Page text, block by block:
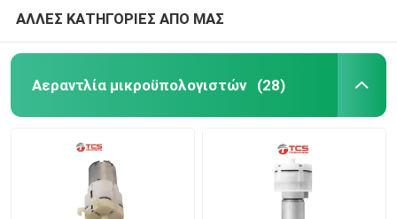
Αντλία αέρα για καρέκλες μασάζ
Μηχανή εργαλείων μετάλλων μικροϋπολογιστών
ΣΥΝΕΧΗΣ μηχανή μικροϋπολογιστών
ΑΛΛΕΣ ΚΑΤΗΓΟΡΙΕΣ ΑΠΟ ΜΑΣ
Αεραντλία μικροϋπολογιστών (28)